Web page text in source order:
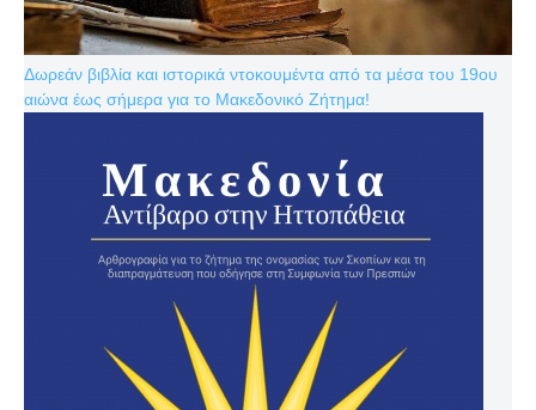
Δωρεάν βιβλία και ιστορικά ντοκουμέντα από τα μέσα του 19ου
αιώνα έως σήμερα για το Μακεδονικό Ζήτημα!